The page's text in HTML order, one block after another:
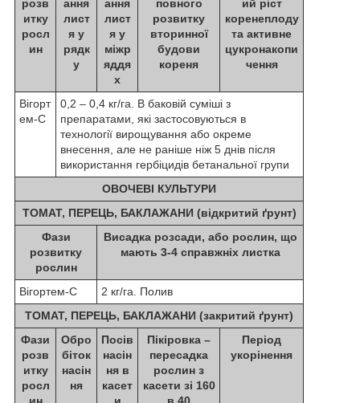
розв
итку
росл
ин
ання
лист
я у
рядк
у
ання
лист
я у
міжр
яддя
х
повного
розвитку
вторинної
будови
кореня
ий ріст
коренеплоду
та активне
цукронакопи
чення
Вігорт
ем-С
0,2 – 0,4 кг/га. В баковій суміші з
препаратами, які застосовуються в
технології вирощування або окреме
внесення, але не раніше ніж 5 днів після
використання гербіцидів бетанальної групи
ОВОЧЕВІ КУЛЬТУРИ
ТОМАТ, ПЕРЕЦЬ, БАКЛАЖАНИ (відкритий ґрунт)
Фази
розвитку
рослин
Висадка розсади, або рослин, що
мають 3-4 справжніх листка
Вігортем-С
2 кг/га. Полив
ТОМАТ, ПЕРЕЦЬ, БАКЛАЖАНИ (закритий ґрунт)
Фази
розв
итку
росл
ин
Обро
біток
насін
ня
Посів
насін
ня в
касет
и
Пікіровка –
пересадка
рослин з
касети зі 160
в 40
Період
укорінення